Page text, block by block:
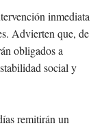
inmediata
Advierten que, de
obligados a
social y
remitirán un